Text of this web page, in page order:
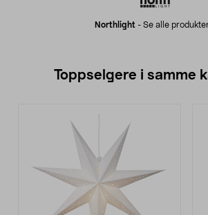
Northlight - Se alle
Toppselgere i samme